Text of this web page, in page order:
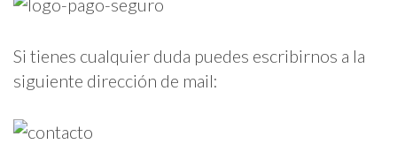
Si tienes cualquier duda puedes escribirnos a la
siguiente dirección de mail: